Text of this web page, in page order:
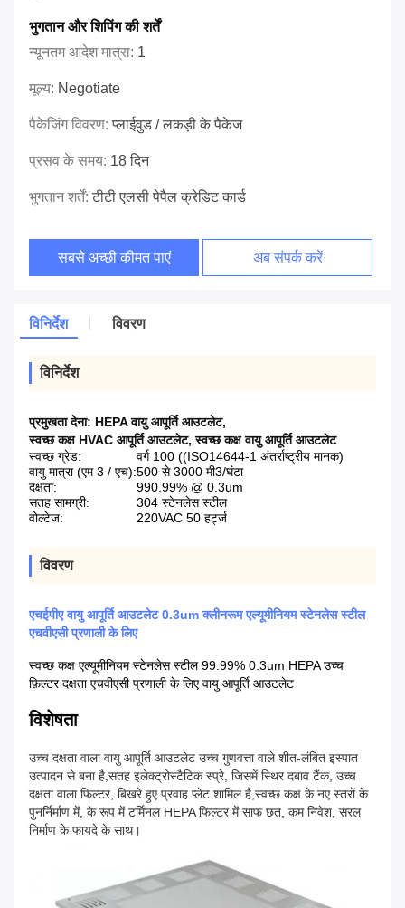
भुगतान और शिपिंग की शर्तें
न्यूनतम आदेश मात्रा: 1
मूल्य: Negotiate
पैकेजिंग विवरण:प्लाईवुड / लकड़ी के पैकेज
प्रसव के समय: 18 दिन
भुगतान शर्तें:टीटी एलसी पेपैल क्रेडिट कार्ड
सबसे अच्छी कीमत पाएं अब संपर्क करें
विनिर्देश विवरण
विनिर्देश
प्रमुखता देना: HEPA वायु आपूर्ति आउटलेट,
स्वच्छ कक्ष HVAC आपूर्ति आउटलेट,स्वच्छ कक्ष वायु आपूर्ति आउटलेट
स्वच्छ ग्रेड:
वर्ग 100 ((ISO14644-1 अंतर्राष्ट्रीय मानक)
वायु मात्रा (एम 3 / एच):500 से 3000 मी3/घंटा
दक्षता:
990.99% @ 0.3um
सतह सामग्री:
304 स्टेनलेस स्टील
वोल्टेज:
220VAC 50 हर्ट्ज
विवरण
एचईपीए वायु आपूर्ति आउटलेट 0.3um क्लीनरूम एल्यूमीनियम स्टेनलेस स्टील
एचवीएसी प्रणाली के लिए
स्वच्छ कक्ष एल्यूमीनियम स्टेनलेस स्टील 99.99% 0.3um HEPA उच्च
फ़िल्टर दक्षता एचवीएसी प्रणाली के लिए वायु आपूर्ति आउटलेट
विशेषता
उच्च दक्षता वाला वायु आपूर्ति आउटलेट उच्च गुणवत्ता वाले शीत-लंबित इस्पात
उत्पादन से बना है,सतह इलेक्ट्रोस्टैटिक स्प्रे, जिसमें स्थिर दबाव टैंक, उच्च
दक्षता वाला फिल्टर, बिखरे हुए प्रवाह प्लेट शामिल है,स्वच्छ कक्ष के नए स्तरों के
पुनर्निर्माण में, के रूप में टर्मिनल HEPA फिल्टर में साफ छत, कम निवेश, सरल
निर्माण के फायदे के साथ।